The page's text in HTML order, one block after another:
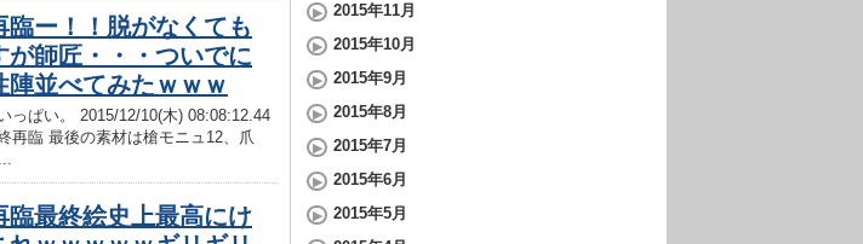
臨ー！！脱がなくても
が師匠・・・ついでに
陣並べてみたｗｗｗ
っぱい。 2015/12/10(木) 08:08:12.44
再臨 最後の素材は槍モニュ12、爪
臨最終絵史上最高にけ
2015年11月
2015年10月
2015年9月
2015年8月
2015年7月
2015年6月
2015年5月